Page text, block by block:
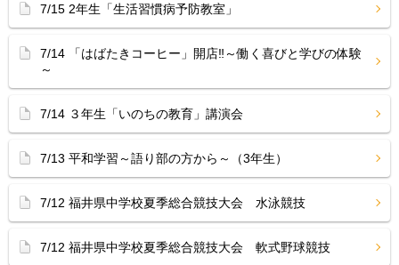
7/15 2年生「生活習慣病予防教室」
7/14 「はばたきコーヒー」開店‼︎～働く喜びと学びの体験
～
7/14 ３年生「いのちの教育」講演会
7/13 平和学習～語り部の方から～（3年生）
7/12 福井県中学校夏季総合競技大会 水泳競技
7/12 福井県中学校夏季総合競技大会 軟式野球競技